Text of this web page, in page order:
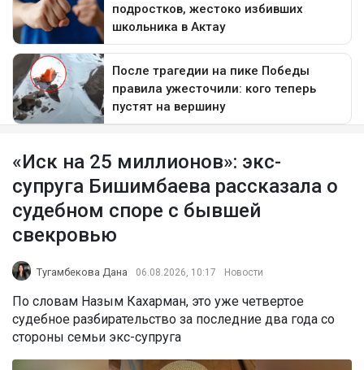
«Иск на 25 миллионов»: экс-
супруга Бишимбаева рассказала о
судебном споре с бывшей
свекровью
Тугамбекова Дана 06.08.2026, 10:17 Новости
По словам Назым Кахарман, это уже четвертое
судебное разбирательство за последние два года со
стороны семьи экс-супруга